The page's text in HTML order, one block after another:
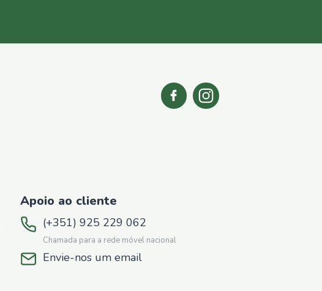
Apoio ao cliente
(+351) 925 229 062
Chamada para a rede móvel nacional
Envie-nos um email